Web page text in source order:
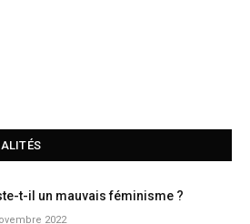
t-il un mauvais féminisme ?
2022